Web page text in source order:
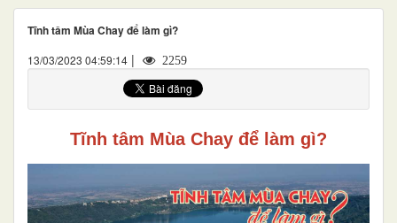
Tĩnh tâm Mùa Chay để làm gì?
13/03/2023 04:59:14 | 2259
Tĩnh tâm Mùa Chay để làm gì?